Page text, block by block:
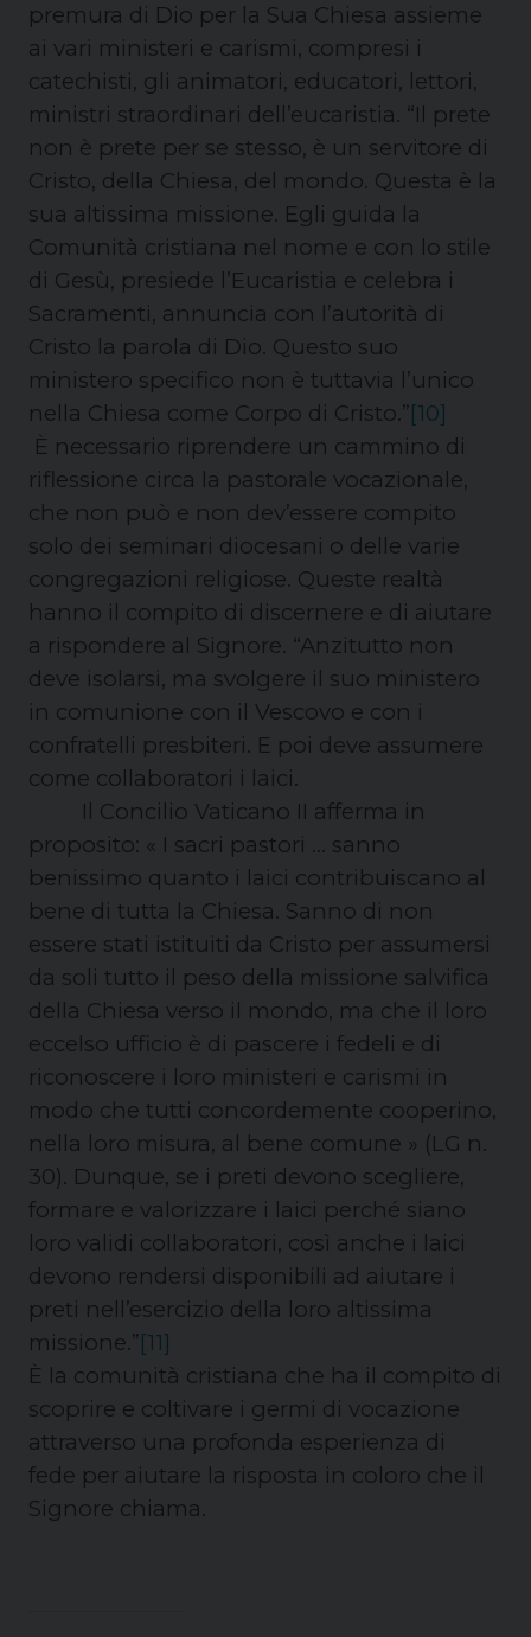
premura di Dio per la Sua Chiesa assieme
ai vari ministeri e carismi, compresi i
catechisti, gli animatori, educatori, lettori,
ministri straordinari dell’eucaristia. “Il prete
non è prete per se stesso, è un servitore di
Cristo, della Chiesa, del mondo. Questa è la
sua altissima missione. Egli guida la
Comunità cristiana nel nome e con lo stile
di Gesù, presiede l’Eucaristia e celebra i
Sacramenti, annuncia con l’autorità di
Cristo la parola di Dio. Questo suo
ministero specifico non è tuttavia l’unico
nella Chiesa come Corpo di Cristo.”[10]
È necessario riprendere un cammino di
riflessione circa la pastorale vocazionale,
che non può e non dev’essere compito
solo dei seminari diocesani o delle varie
congregazioni religiose. Queste realtà
hanno il compito di discernere e di aiutare
a rispondere al Signore. “Anzitutto non
deve isolarsi, ma svolgere il suo ministero
in comunione con il Vescovo e con i
confratelli presbiteri. E poi deve assumere
come collaboratori i laici.
Il Concilio Vaticano II afferma in
proposito: « I sacri pastori … sanno
benissimo quanto i laici contribuiscano al
bene di tutta la Chiesa. Sanno di non
essere stati istituiti da Cristo per assumersi
da soli tutto il peso della missione salvifica
della Chiesa verso il mondo, ma che il loro
eccelso ufficio è di pascere i fedeli e di
riconoscere i loro ministeri e carismi in
modo che tutti concordemente cooperino,
nella loro misura, al bene comune » (LG n.
30). Dunque, se i preti devono scegliere,
formare e valorizzare i laici perché siano
loro validi collaboratori, così anche i laici
devono rendersi disponibili ad aiutare i
preti nell’esercizio della loro altissima
missione.”[11]
È la comunità cristiana che ha il compito di
scoprire e coltivare i germi di vocazione
attraverso una profonda esperienza di
fede per aiutare la risposta in coloro che il
Signore chiama.